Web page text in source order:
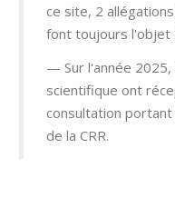
ce site, 2
font toujours l'objet
Sur l'année
scientifique ont
consultation
de la CRR.